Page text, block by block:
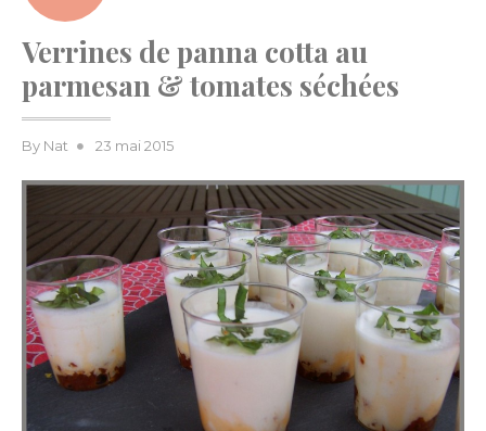
Verrines de panna cotta au
parmesan & tomates séchées
By Nat
Posted
23 mai 2015